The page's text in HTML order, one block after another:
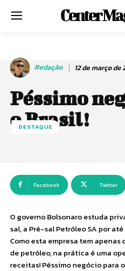
Center
Redação 12 de março de
Péssimo
o Brasil!
DESTAQUE
Facebook Twitter
O governo Bolsonaro estuda
sal, a Pré-sal Petróleo SA por
Como esta empresa tem
de petróleo, na prática é uma
receitas! Péssimo negócio para